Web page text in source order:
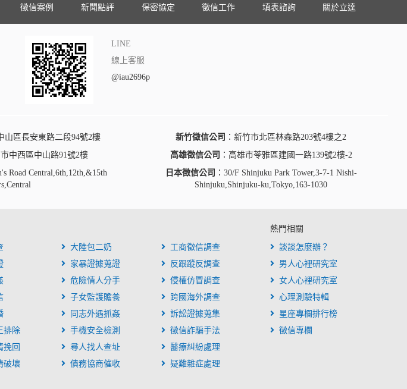
徵信案例 新聞點評 保密協定 徵信工作 填表諮詢 關於立達
LINE
線上客服
@iau2696p
山區長安東路二段94號2樓 新竹徵信公司 ：新竹市北區林森路203號4樓之2
市中西區中山路91號2樓 高雄徵信公司 ：高雄市苓雅區建國一路139號2樓-2
Road Central,6th,12th,&15th
日本徵信公司 ：30/F Shinjuku Park Tower,3-7-1 Nishi-
Shinjuku,Shinjuku-ku,Tokyo,163-1030
排除
挽回
破壞
大陸包二奶
家暴證據蒐證
危險情人分手
子女監護贍養
同志外遇抓姦
手機安全檢測
尋人找人查址
債務協商催收
工商徵信調查
反跟蹤反調查
侵權仿冒調查
跨國海外調查
訴訟證據蒐集
徵信詐騙手法
醫療糾紛處理
疑難雜症處理
熱門相關
談談怎麼辦？
男人心裡研究室
女人心裡研究室
心理測驗特輯
星座專欄排行榜
徵信專欄